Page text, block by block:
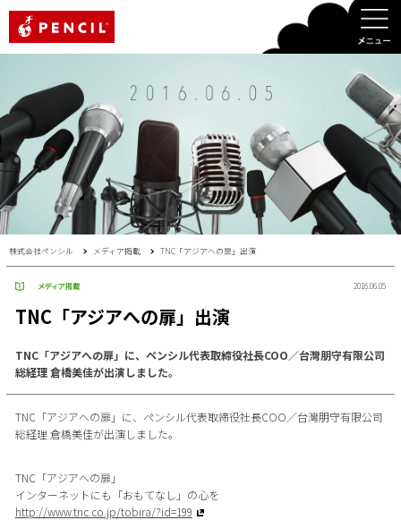
株式会社ペンシル メディア掲載 TNC「アジアへの扉」出演
メディア掲載 2016.06.05
TNC「アジアへの扉」出演
TNC「アジアへの扉」に、ペンシル代表取締役社長COO／台灣朋守有限公司
総経理 倉橋美佳が出演しました。
TNC「アジアへの扉」に、ペンシル代表取締役社長COO／台灣朋守有限公司
総経理 倉橋美佳が出演しました。
TNC「アジアへの扉」
インターネットにも「おもてなし」の心を
http://www.tnc.co.jp/tobira/?id=199